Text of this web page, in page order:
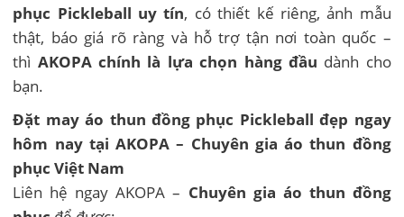
phục Pickleball uy tín, có thiết kế riêng, ảnh mẫu
thật, báo giá rõ ràng và hỗ trợ tận nơi toàn quốc –
thì AKOPA chính là lựa chọn hàng đầu dành cho
bạn.
Đặt may áo thun đồng phục Pickleball đẹp ngay
hôm nay tại AKOPA – Chuyên gia áo thun đồng
phục Việt Nam
Liên hệ ngay AKOPA – Chuyên gia áo thun đồng